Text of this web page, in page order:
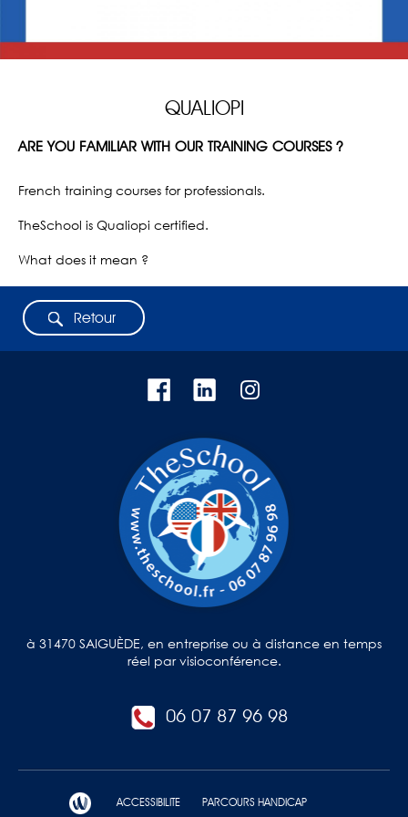
QUALIOPI
ARE YOU FAMILIAR WITH OUR TRAINING COURSES ?
French training courses for professionals.
TheSchool is Qualiopi certified.
What does it mean ?
Retour
à 31470 SAIGUÈDE, en entreprise ou à distance en temps
réel par visioconférence.
06 07 87 96 98
ACCESSIBILITE PARCOURS HANDICAP